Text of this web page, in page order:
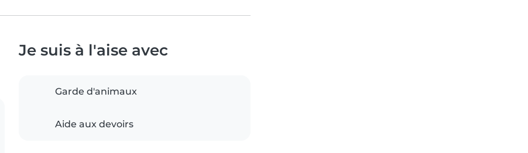
Je suis à l'aise avec
Garde d'animaux
Aide aux devoirs